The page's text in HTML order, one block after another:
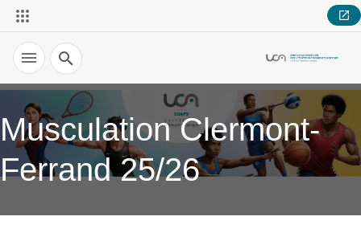
Recherche
Musculation Clermont-
Ferrand 25/26